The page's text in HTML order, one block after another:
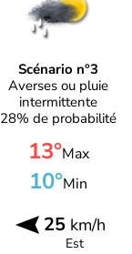
Scénario n°3
Averses ou pluie
intermittente
28% de probabilité
13°Max
10°Min
25 km/h
Est